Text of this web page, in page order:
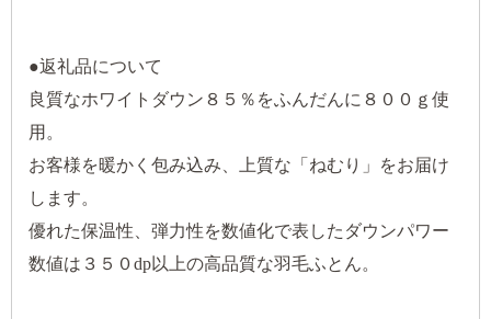
●返礼品について
良質なホワイトダウン８５％をふんだんに８００ｇ使
用。
お客様を暖かく包み込み、上質な「ねむり」をお届け
します。
優れた保温性、弾力性を数値化で表したダウンパワー
数値は３５０dp以上の高品質な羽毛ふとん。